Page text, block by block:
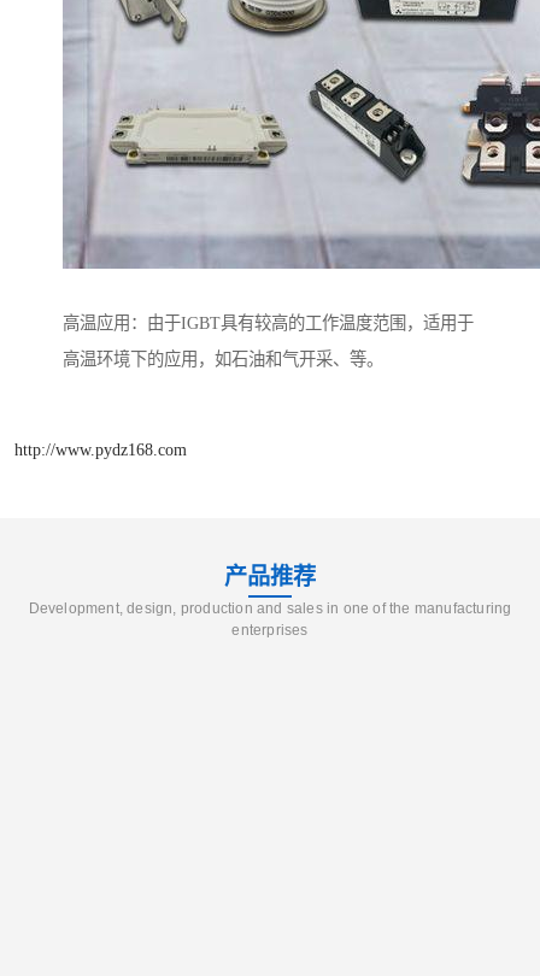
高温应用：由于IGBT具有较高的工作温度范围，适用于
高温环境下的应用，如石油和气开采、等。
http://www.pydz168.com
产品推荐
Development, design, production and sales in one of the manufacturing
enterprises